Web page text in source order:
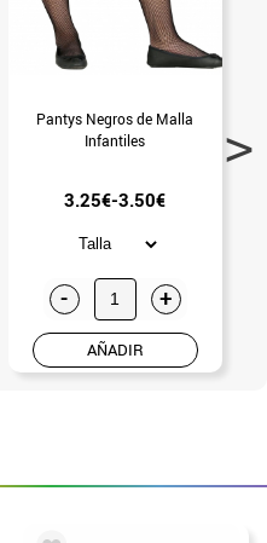
Pantys Negros de Malla
Infantiles
3.25€-3.50€
- +
AÑADIR